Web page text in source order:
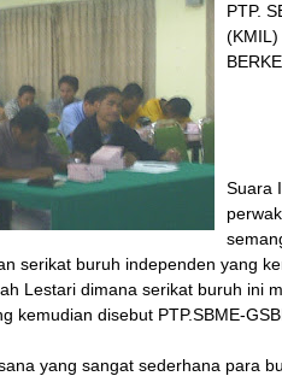
PTP.
(KMIL)
Suara
serikat buruh independen yang
Lestari dimana serikat buruh ini
kemudian disebut PTP.SBME-
yang sangat sederhana para